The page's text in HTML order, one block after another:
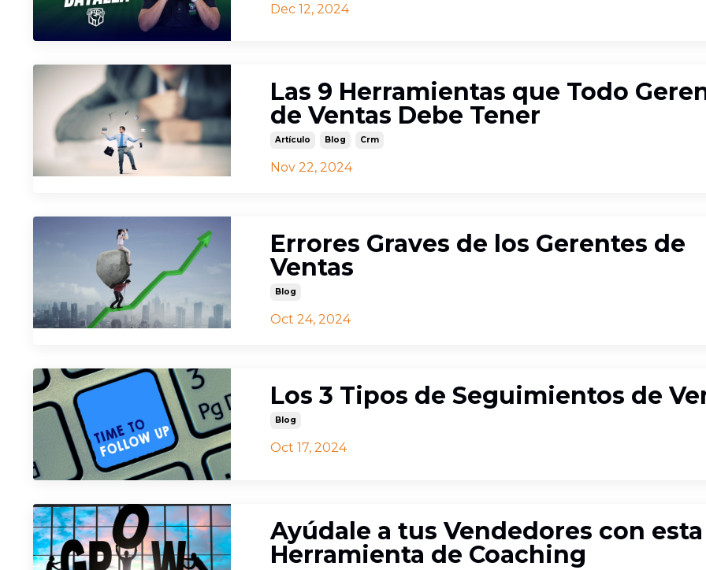
Dec 12, 2024
Las 9 Herramientas que Todo
de Ventas Debe Tener
Artículo Blog Crm
Nov 22, 2024
Errores Graves de los Gerentes de
Ventas
Blog
Oct 24, 2024
Los 3 Tipos de Seguimientos de
Blog
Oct 17, 2024
Ayúdale a tus Vendedores con esta
Herramienta de Coaching